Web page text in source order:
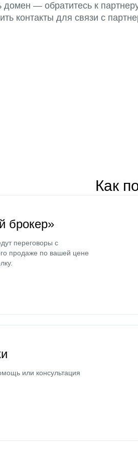
домен — обратитесь к
контакты для связи с
Как
брокер»
переговоры с
продаже по вашей цене
или консультация